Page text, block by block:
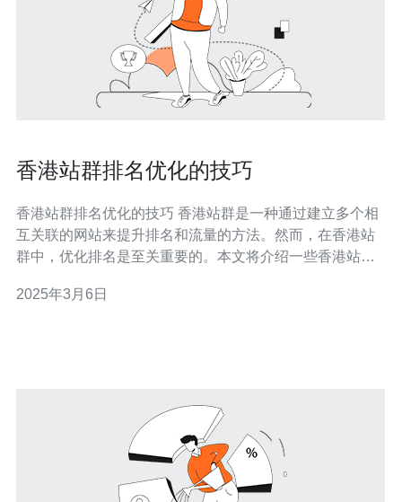
香港站群排名优化的技巧
香港站群排名优化的技巧 香港站群是一种通过建立多个相
互关联的网站来提升排名和流量的方法。然而，在香港站
群中，优化排名是至关重要的。本文将介绍一些香港站群
关键词是搜索引擎优化的基础。在香港站群中，选择合适
2025年3月6日